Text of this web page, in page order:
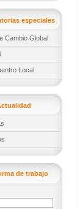
especiales
Cambio Global
Local
de trabajo